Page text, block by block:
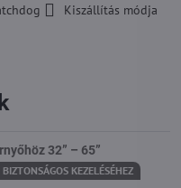
Kiszállítás módja
32” – 65”
BIZTONSÁGOS KEZELÉSÉHEZ